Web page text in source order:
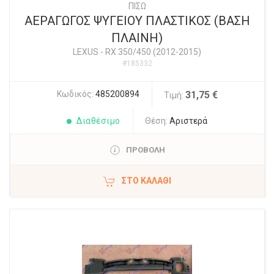
ΠΙΣΩ
ΑΕΡΑΓΩΓΟΣ ΨΥΓΕΙΟΥ ΠΛΑΣΤΙΚΟΣ (ΒΑΣΗ
ΠΛΑΙΝΗ)
LEXUS - RX 350/450 (2012-2015)
#185332
Κωδικός: 485200894 Τιμή: 31,75 €
Διαθέσιμο Θέση: Αριστερά
ΠΡΟΒΟΛΗ
ΣΤΟ ΚΑΛΆΘΙ